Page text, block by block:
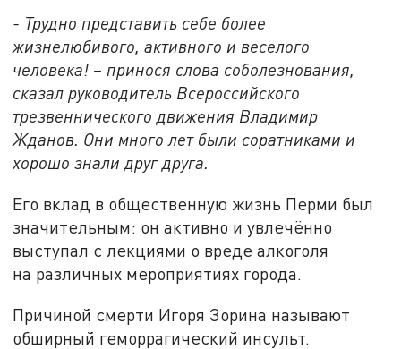
- Трудно представить себе более
жизнелюбивого, активного и веселого
человека! – принося слова соболезнования,
сказал руководитель Всероссийского
трезвеннического движения Владимир
Жданов. Они много лет были соратниками и
хорошо знали друг друга.
Его вклад в общественную жизнь Перми был
значительным: он активно и увлечённо
выступал с лекциями о вреде алкоголя
на различных мероприятиях города.
Причиной смерти Игоря Зорина называют
обширный геморрагический инсульт.